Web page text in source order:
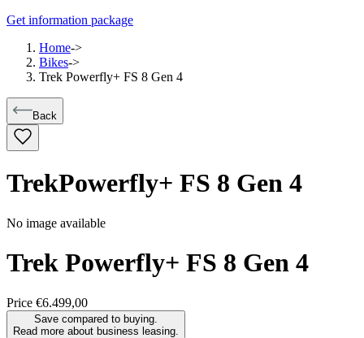
Get information package
Home->
Bikes->
Trek Powerfly+ FS 8 Gen 4
Back
TrekPowerfly+ FS 8 Gen 4
No image available
Trek Powerfly+ FS 8 Gen 4
Price €6.499,00
Save compared to buying.
Read more about business leasing.